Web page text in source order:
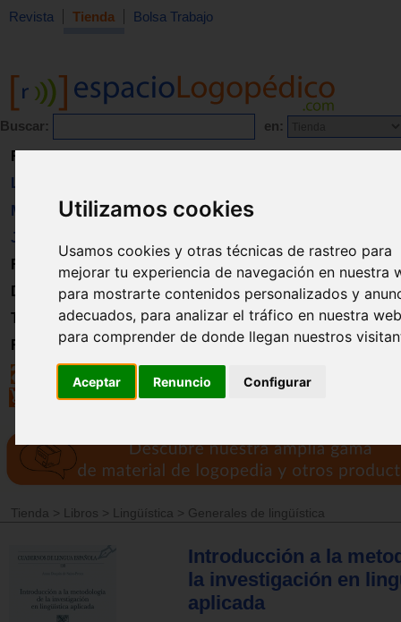
Utilizamos cookies
Usamos cookies y otras técnicas de rastreo para
mejorar tu experiencia de navegación en nuestra
para mostrarte contenidos personalizados y
adecuados, para analizar el tráfico en nuestra
para comprender de donde llegan nuestros
Aceptar Renuncio Configurar
Revista Tienda Bolsa Trabajo
Buscar: en:
Revista
Libros
Material
Juguetes
Formación
Directorio
Trabajo
Registro
Tienda > Libros > Lingüística > Generales de lingüística
Introducción a la
la investigación en
aplicada